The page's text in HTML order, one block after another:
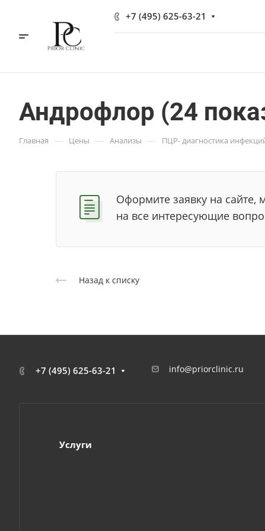
+7 (495) 625-63-21
Андрофлор (24
Главная — Цены — Анализы — ПЦР- диагностика
Оформите заявку на
на все интересующие
Назад к списку
+7 (495) 625-63-21 info@priorclinic.ru
Услуги